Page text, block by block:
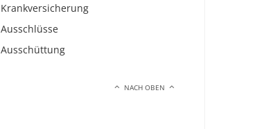
Krankversicherung
Ausschlüsse
Ausschüttung
NACH OBEN